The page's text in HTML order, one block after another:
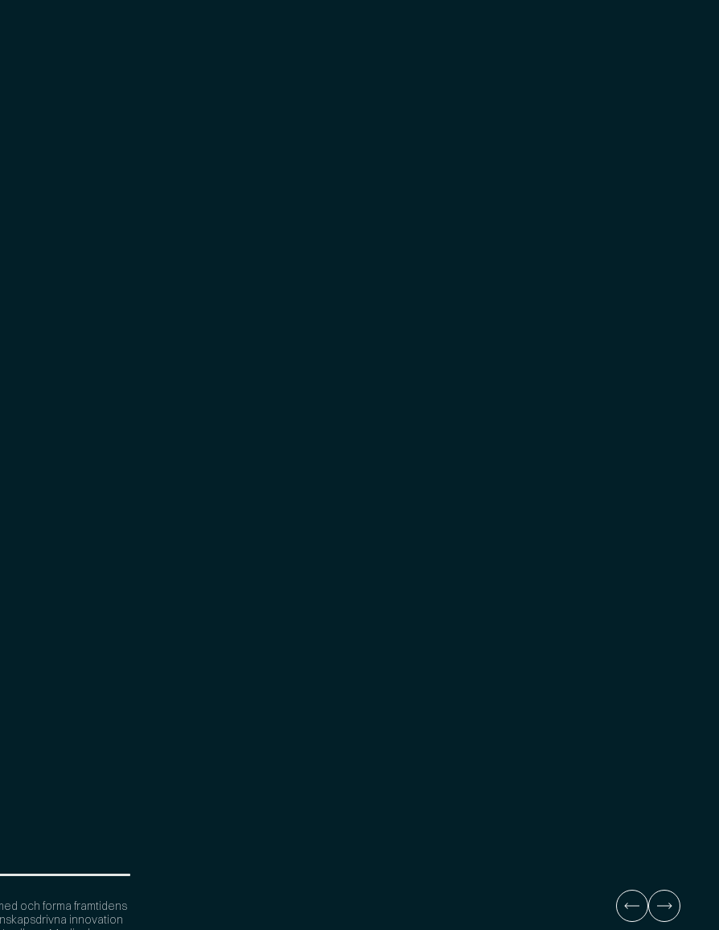
och forma framtidens
innovation